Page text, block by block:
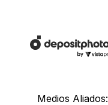
Medios Aliados: